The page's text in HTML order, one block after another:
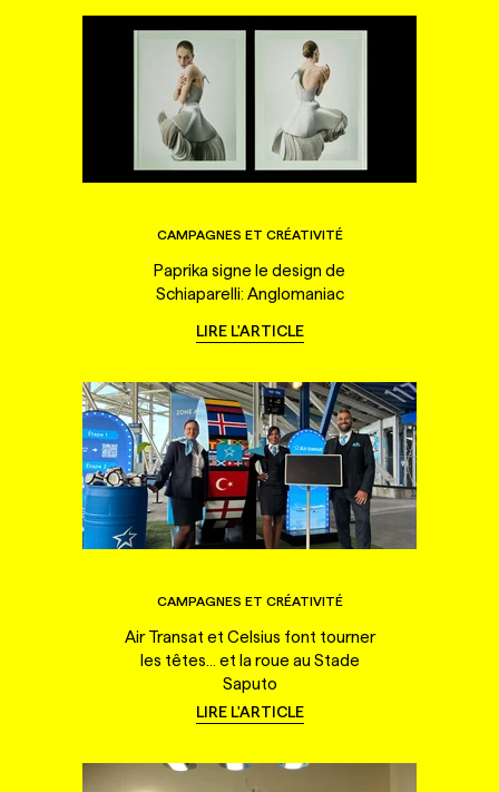
CAMPAGNES ET CRÉATIVITÉ
Paprika signe le design de
Schiaparelli: Anglomaniac
LIRE L'ARTICLE
CAMPAGNES ET CRÉATIVITÉ
Air Transat et Celsius font tourner
les têtes... et la roue au Stade
Saputo
LIRE L'ARTICLE